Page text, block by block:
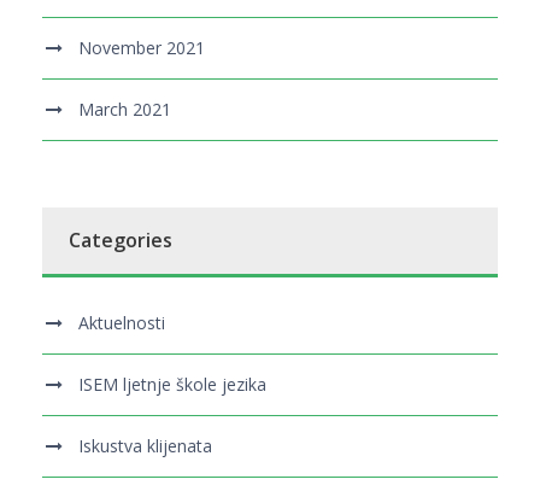
November 2021
March 2021
Categories
Aktuelnosti
ISEM ljetnje škole jezika
Iskustva klijenata